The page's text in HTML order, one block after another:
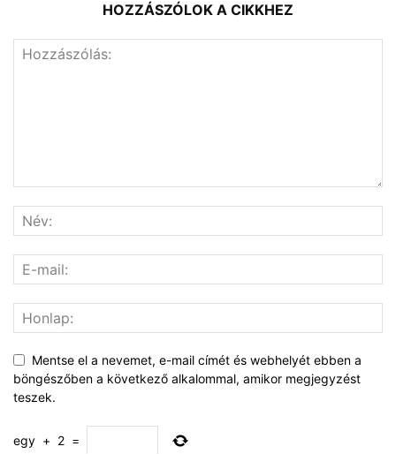
HOZZÁSZÓLOK A CIKKHEZ
Mentse el a nevemet, e-mail címét és webhelyét ebben a
böngészőben a következő alkalommal, amikor megjegyzést
teszek.
egy + 2 =